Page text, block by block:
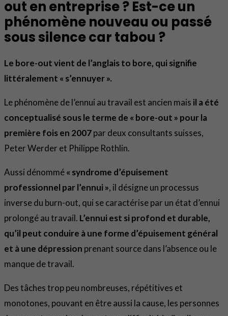
out en entreprise ?Est-ce un
phénomène nouveau ou passé
sous silence car tabou ?
Le bore-out vient de l’anglais to bore, qui signifie
littéralement « s’ennuyer ».
Le phénomène de l’ennui au travail est ancien mais il a été
conceptualisé sous le terme de « bore-out » pour la
première fois en 2007par deux consultants suisses,
Peter Werder et Philippe Rothlin.
Aussi dénommé« syndrome d’épuisement
professionnel par l’ennui », il désigne un processus
inverse du burn-out, qui se caractérise par un état d’ennui
prolongé au travail. L’ennui est si profond et durable,
qu’il peut conduire à une forme d’épuisement général
et à une dépression prenant source dans l’absence ou le
manque de travail.
Des tâches trop peu nombreuses, répétitives et
monotones, pouvant en être aussi la cause, les personnes